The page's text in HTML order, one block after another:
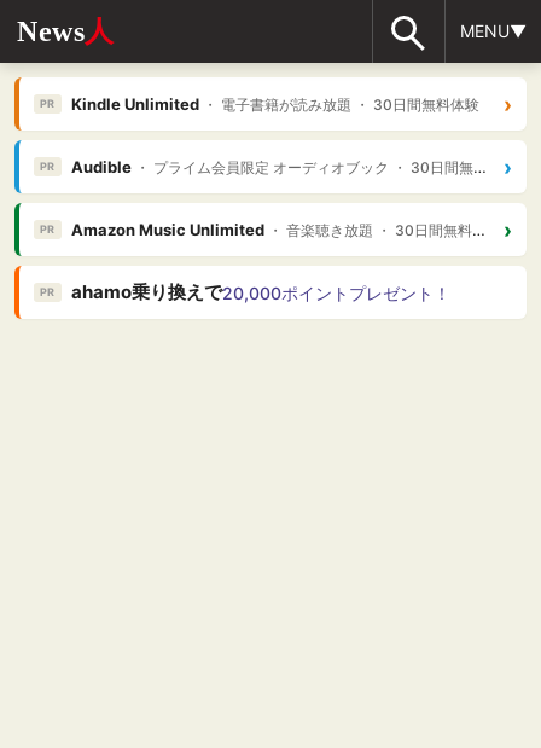
News人 MENU▼
PR Kindle Unlimited・ 電子書籍が読み放題 ・ 30日間無料体験 ›
PR Audible・ プライム会員限定 オーディオブック ・ 30日間無料体験 ›
PR Amazon Music Unlimited・ 音楽聴き放題 ・ 30日間無料体験 ›
PR ahamo乗り換えで20,000ポイントプレゼント！